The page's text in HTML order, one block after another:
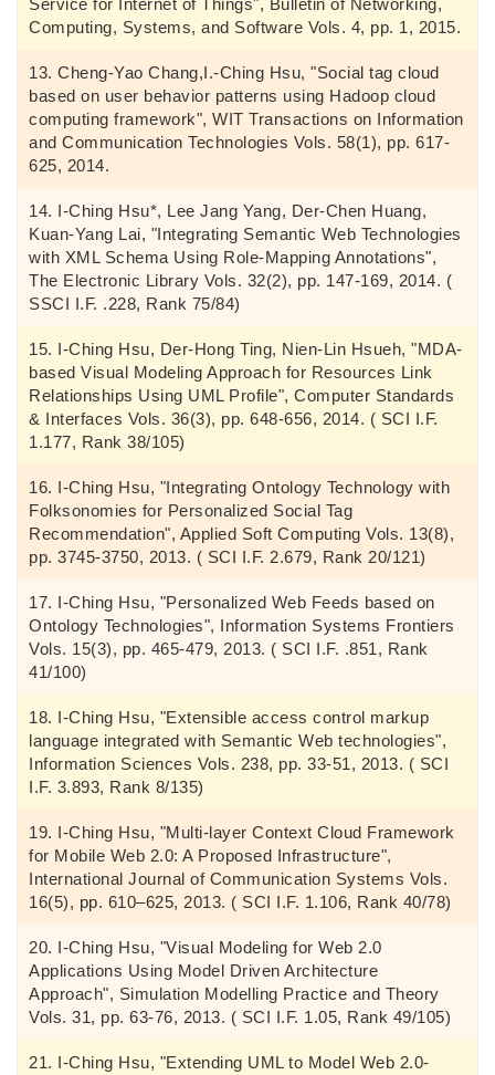
Service for Internet of Things", Bulletin of Networking,
Computing, Systems, and Software Vols. 4, pp. 1, 2015.
Cheng-Yao Chang,I.-Ching Hsu, "Social tag cloud
based on user behavior patterns using Hadoop cloud
computing framework", WIT Transactions on Information
and Communication Technologies Vols. 58(1), pp. 617-
625, 2014.
I-Ching Hsu*, Lee Jang Yang, Der-Chen Huang,
Kuan-Yang Lai, "Integrating Semantic Web Technologies
with XML Schema Using Role-Mapping Annotations",
The Electronic Library Vols. 32(2), pp. 147-169, 2014. (
SSCI I.F. .228, Rank 75/84)
I-Ching Hsu, Der-Hong Ting, Nien-Lin Hsueh, "MDA-
based Visual Modeling Approach for Resources Link
Relationships Using UML Profile", Computer Standards
& Interfaces Vols. 36(3), pp. 648-656, 2014. ( SCI I.F.
1.177, Rank 38/105)
I-Ching Hsu, "Integrating Ontology Technology with
Folksonomies for Personalized Social Tag
Recommendation", Applied Soft Computing Vols. 13(8),
pp. 3745-3750, 2013. ( SCI I.F. 2.679, Rank 20/121)
I-Ching Hsu, "Personalized Web Feeds based on
Ontology Technologies", Information Systems Frontiers
Vols. 15(3), pp. 465-479, 2013. ( SCI I.F. .851, Rank
41/100)
I-Ching Hsu, "Extensible access control markup
language integrated with Semantic Web technologies",
Information Sciences Vols. 238, pp. 33-51, 2013. ( SCI
I.F. 3.893, Rank 8/135)
I-Ching Hsu, "Multi-layer Context Cloud Framework
for Mobile Web 2.0: A Proposed Infrastructure",
International Journal of Communication Systems Vols.
16(5), pp. 610–625, 2013. ( SCI I.F. 1.106, Rank 40/78)
I-Ching Hsu, "Visual Modeling for Web 2.0
Applications Using Model Driven Architecture
Approach", Simulation Modelling Practice and Theory
Vols. 31, pp. 63-76, 2013. ( SCI I.F. 1.05, Rank 49/105)
I-Ching Hsu, "Extending UML to Model Web 2.0-